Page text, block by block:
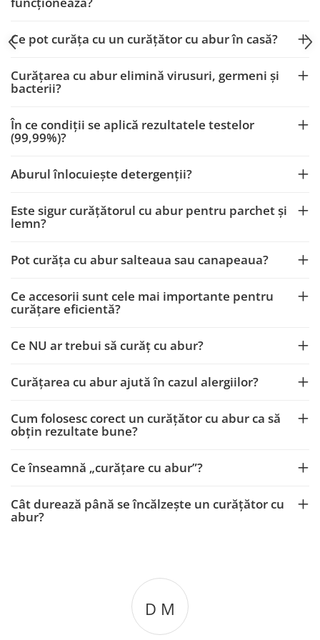
Ce pot curăța cu un curățător cu abur în casă?
Curățarea cu abur elimină virusuri, germeni și
bacterii?
În ce condiții se aplică rezultatele testelor
(99,99%)?
Aburul înlocuiește detergenții?
Este sigur curățătorul cu abur pentru parchet și
lemn?
Pot curăța cu abur salteaua sau canapeaua?
Ce accesorii sunt cele mai importante pentru
curățare eficientă?
Ce NU ar trebui să curăț cu abur?
Curățarea cu abur ajută în cazul alergiilor?
Cum folosesc corect un curățător cu abur ca să
obțin rezultate bune?
Ce înseamnă „curățare cu abur”?
Cât durează până se încălzește un curățător cu
abur?
D M